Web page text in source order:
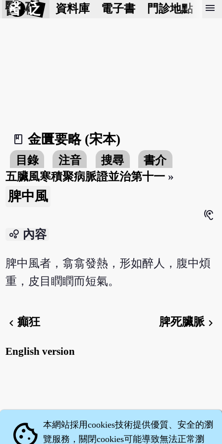
醫 砭 資料庫 電子書 門診地點 預
menu
book_2
金匱要略 (宋本)
目錄 注音 搜尋
書介
五臟風寒積聚病脈證並治第十一 »
脾中風
hearing
bubble_chart 內容
脾中風者，翕翕發熱，形如醉人，腹中煩
重，皮目瞤瞤而短氣。
chevron_left癲狂 脾死臟脈chevron_right
English version
cookie 本網站採用cookies技術提供優質、安全的瀏
覽服務，關閉cookies可能導致無法正常瀏